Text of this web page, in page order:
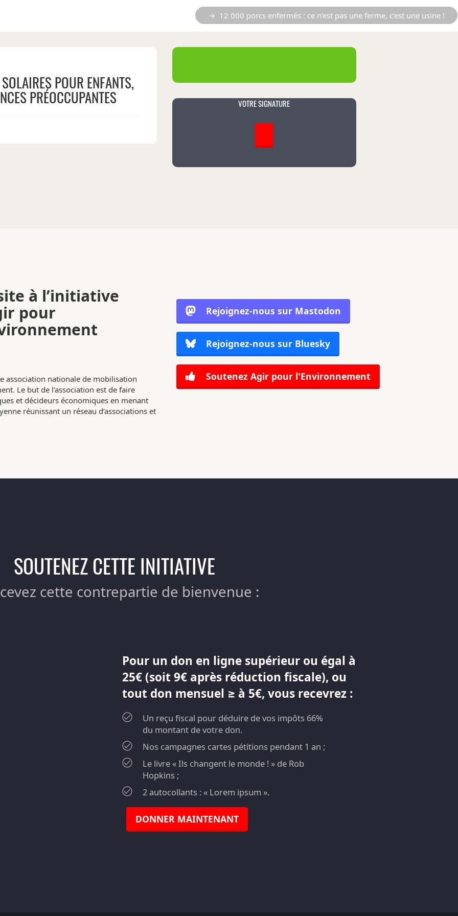
→ 12 000 porcs enfermés : ce n’est pas une ferme, c’est une usine !
POUR ENFANTS,
PRÉOCCUPANTES VOTRE SIGNATURE
à l’initiative
pour
association nationale de mobilisation
Le but de l’association est de faire
et décideurs économiques en menant
réunissant un réseau d’associations et
Rejoignez-nous sur Mastodon
Rejoignez-nous sur Bluesky
Soutenez Agir pour l'Environnement
SOUTENEZ CETTE INITIATIVE
cette contrepartie de bienvenue :
Pour un don en ligne supérieur ou égal à
25€ (soit 9€ après réduction fiscale), ou
tout don mensuel ≥ à 5€, vous recevrez :
Un reçu fiscal pour déduire de vos impôts 66%
du montant de votre don.
Nos campagnes cartes pétitions pendant 1 an ;
Le livre « Ils changent le monde ! » de Rob
Hopkins ;
2 autocollants : « Lorem ipsum ».
DONNER MAINTENANT